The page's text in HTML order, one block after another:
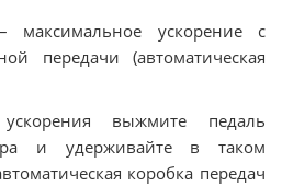
ускорение с
передачи (автоматическая
выжмите педаль
и удерживайте в таком
коробка передач